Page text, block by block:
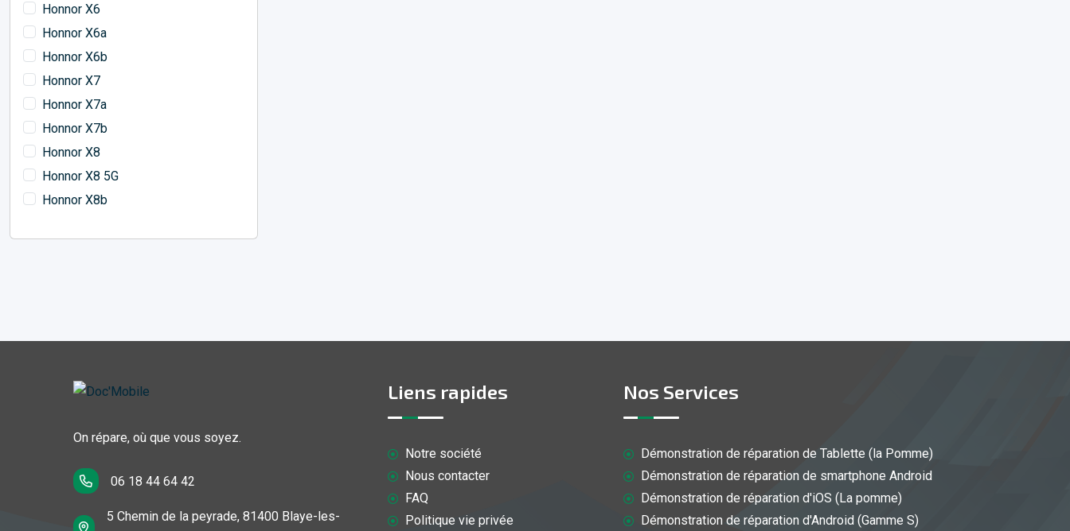
Honnor X6
Honnor X6a
Honnor X6b
Honnor X7
Honnor X7a
Honnor X7b
Honnor X8
Honnor X8 5G
Honnor X8b
On répare, où que vous soyez.
06 18 44 64 42
5 Chemin de la peyrade, 81400 Blaye-les-
Liens rapides
Notre société
Nous contacter
FAQ
Politique vie privée
Nos Services
Démonstration de réparation de Tablette (la Pomme)
Démonstration de réparation de smartphone Android
Démonstration de réparation d'iOS (La pomme)
Démonstration de réparation d'Android (Gamme S)